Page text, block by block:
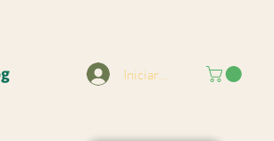
Iniciar sesión